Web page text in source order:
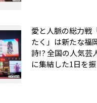
愛と人脈の総力戦
たく」は新たな福
詩!? 全国の人気芸
に集結した1日を